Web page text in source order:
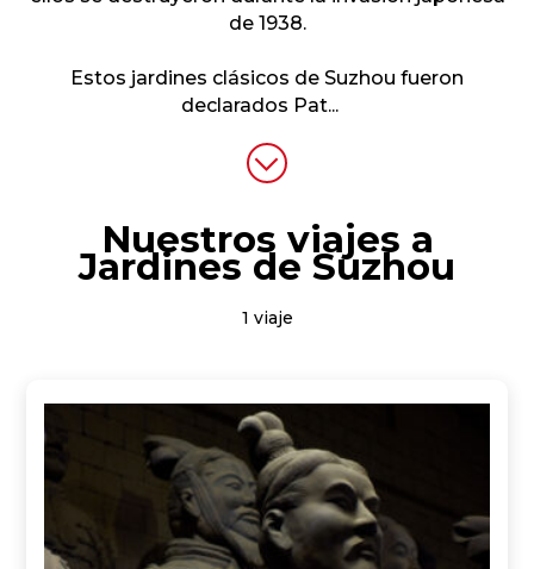
de 1938.
Estos jardines clásicos de Suzhou fueron
declarados Pat...
Nuestros viajes a
Jardines de Suzhou
1 viaje